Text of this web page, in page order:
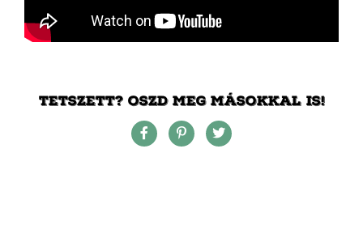
TETSZETT? OSZD MEG MÁSOKKAL IS!